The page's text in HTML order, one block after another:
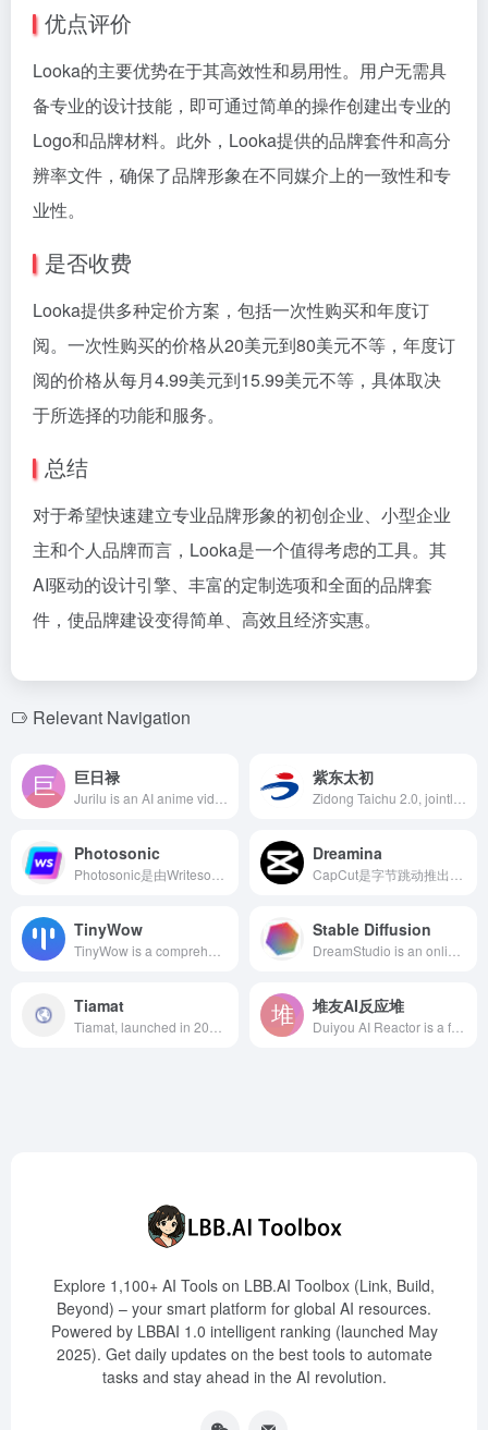
优点评价
Looka的主要优势在于其高效性和易用性。用户无需具
备专业的设计技能，即可通过简单的操作创建出专业的
Logo和品牌材料。此外，Looka提供的品牌套件和高分
辨率文件，确保了品牌形象在不同媒介上的一致性和专
业性。
是否收费
Looka提供多种定价方案，包括一次性购买和年度订
阅。一次性购买的价格从20美元到80美元不等，年度订
阅的价格从每月4.99美元到15.99美元不等，具体取决
于所选择的功能和服务。
总结
对于希望快速建立专业品牌形象的初创企业、小型企业
主和个人品牌而言，Looka是一个值得考虑的工具。其
AI驱动的设计引擎、丰富的定制选项和全面的品牌套
件，使品牌建设变得简单、高效且经济实惠。
Relevant Navigation
巨日禄 紫东太初
Photosonic Dreamina
TinyWow Stable Diffusion
Tiamat 堆友AI反应堆
Explore 1,100+ AI Tools on LBB.AI Toolbox (Link, Build,
Beyond) – your smart platform for global AI resources.
Powered by LBBAI 1.0 intelligent ranking (launched May
2025). Get daily updates on the best tools to automate
tasks and stay ahead in the AI revolution.